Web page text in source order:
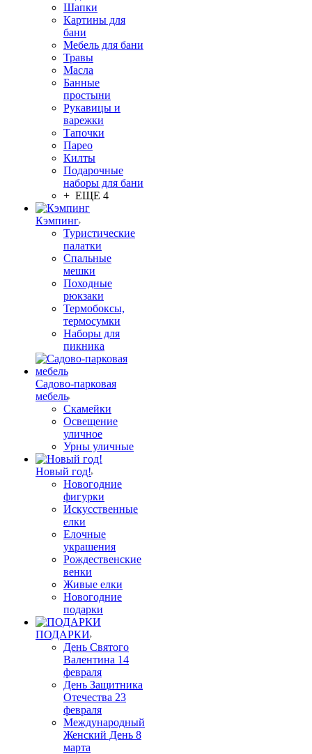
Шапки
Картины для
бани
Мебель для бани
Травы
Масла
Банные
простыни
Рукавицы и
варежки
Тапочки
Парео
Килты
Подарочные
наборы для бани
+ ЕЩЕ 4
Кэмпинг
Туристические
палатки
Спальные
мешки
Походные
рюкзаки
Термобоксы,
термосумки
Наборы для
пикника
Садово-парковая
мебель
Скамейки
Освещение
уличное
Урны уличные
Новый год!
Новогодние
фигурки
Искусственные
елки
Елочные
украшения
Рождественские
венки
Живые елки
Новогодние
подарки
ПОДАРКИ
День Святого
Валентина 14
февраля
День Защитника
Отечества 23
февраля
Международный
Женский День 8
марта